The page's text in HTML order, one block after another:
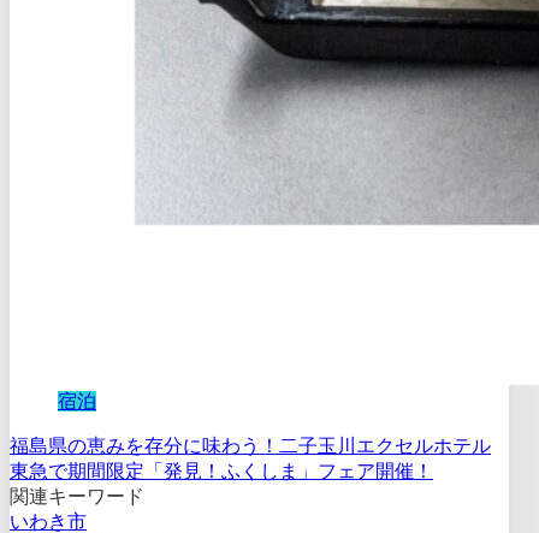
宿泊
福島県の恵みを存分に味わう！二子玉川エクセルホテル
東急で期間限定「発見！ふくしま」フェア開催！
関連キーワード
いわき市